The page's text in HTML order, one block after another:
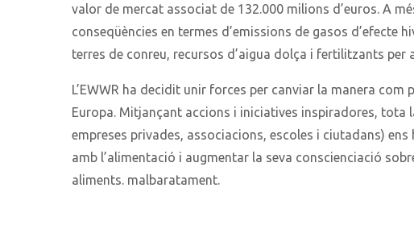
valor de mercat associat de 132.000 milions d’euros. A
conseqüències en termes d’emissions de gasos d’efecte
terres de conreu, recursos d’aigua dolça i fertilitzants per
L’EWWR ha decidit unir forces per canviar la manera
Europa. Mitjançant accions i iniciatives inspiradores, tota
empreses privades, associacions, escoles i ciutadans)
amb l’alimentació i augmentar la seva conscienciació
aliments. malbaratament.